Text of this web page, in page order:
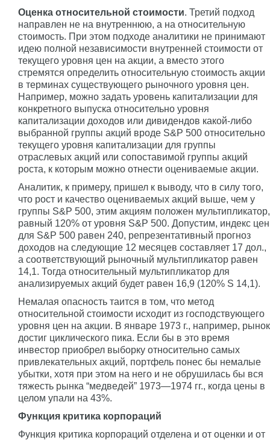
Оценка относительной стоимости. Третий подход
направлен не на внутреннюю, а на относительную
стоимость. При этом подходе аналитики не принимают
идею полной независимости внутренней стоимости от
текущего уровня цен на акции, а вместо этого
стремятся определить относительную стоимость акции
в терминах существующего рыночного уровня цен.
Например, можно задать уровень капитализации для
конкретного выпуска относительно уровня
капитализации доходов или дивидендов какой-либо
выбранной группы акций вроде S&P 500 относительно
текущего уровня капитализации для группы
отраслевых акций или сопоставимой группы акций
роста, к которым можно отнести оцениваемые акции.
Аналитик, к примеру, пришел к выводу, что в силу того,
что рост и качество оцениваемых акций выше, чем у
группы S&P 500, этим акциям положен мультипликатор,
равный 120% от уровня S&P 500. Допустим, индекс цен
для S&P 500 равен 240, репрезентативный прогноз
доходов на следующие 12 месяцев составляет 17 дол.,
а соответствующий рыночный мультипликатор равен
14,1. Тогда относительный мультипликатор для
анализируемых акций будет равен 16,9 (120% Ѕ 14,1).
Немалая опасность таится в том, что метод
относительной стоимости исходит из господствующего
уровня цен на акции. В январе 1973 г., например, рынок
достиг циклического пика. Если бы в это время
инвестор приобрел выборку относительно самых
привлекательных акций, портфель понес бы немалые
убытки, хотя при этом на него и не обрушилась бы вся
тяжесть рынка “медведей” 1973—1974 гг., когда цены в
целом упали на 43%.
Функция критика корпораций
Функция критика корпораций отделена и от оценки и от